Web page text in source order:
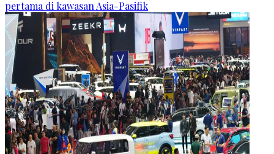
pertama di kawasan Asia-Pasifik